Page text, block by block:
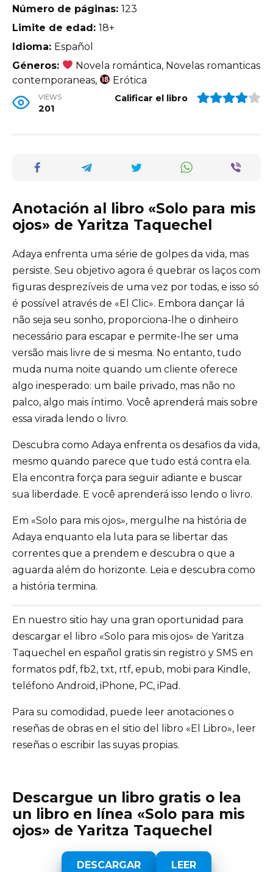
Número de páginas: 123
Limite de edad: 18+
Idioma: Español
Géneros:
Novela romántica, Novelas romanticas
contemporaneas,
Erótica
VIEWS
201
Calificar el libro
Anotación al libro «Solo para mis
ojos» de Yaritza Taquechel
Adaya enfrenta uma série de golpes da vida, mas
persiste. Seu objetivo agora é quebrar os laços com
figuras desprezíveis de uma vez por todas, e isso só
é possível através de «El Clic». Embora dançar lá
não seja seu sonho, proporciona-lhe o dinheiro
necessário para escapar e permite-lhe ser uma
versão mais livre de si mesma. No entanto, tudo
muda numa noite quando um cliente oferece
algo inesperado: um baile privado, mas não no
palco, algo mais íntimo. Você aprenderá mais sobre
essa virada lendo o livro.
Descubra como Adaya enfrenta os desafios da vida,
mesmo quando parece que tudo está contra ela.
Ela encontra força para seguir adiante e buscar
sua liberdade. E você aprenderá isso lendo o livro.
Em «Solo para mis ojos», mergulhe na história de
Adaya enquanto ela luta para se libertar das
correntes que a prendem e descubra o que a
aguarda além do horizonte. Leia e descubra como
a história termina.
En nuestro sitio hay una gran oportunidad para
descargar el libro «Solo para mis ojos» de Yaritza
Taquechel en español gratis sin registro y SMS en
formatos pdf, fb2, txt, rtf, epub, mobi para Kindle,
teléfono Android, iPhone, PC, iPad.
Para su comodidad, puede leer anotaciones o
reseñas de obras en el sitio del libro «El Libro», leer
reseñas o escribir las suyas propias.
Descargue un libro gratis o lea
un libro en línea «Solo para mis
ojos» de Yaritza Taquechel
DESCARGAR LEER